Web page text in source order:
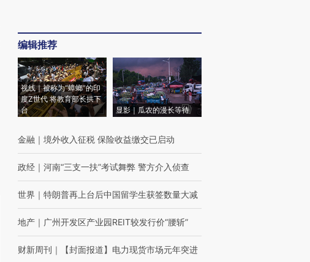
编辑推荐
视线｜被称为“蟑螂”的印
度Z世代 将教育部长拱下
台
显影｜瓜农的漫长等待
金融 ｜ 境外收入征税 保险收益缴交已启动
政经 ｜ 河南“三支一扶”考试舞弊 警方介入侦查
世界 ｜ 特朗普再上台后中国留学生获签数量大减
地产 ｜ 广州开发区产业园REIT较发行价“腰斩”
财新周刊 ｜ 【封面报道】电力现货市场元年突进